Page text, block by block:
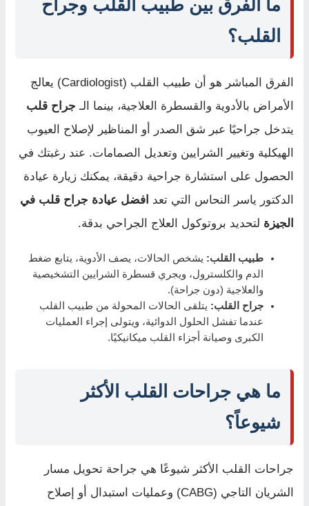
ما الفرق بين طبيب القلب وجراح
القلب؟
الفرق المباشر هو أن طبيب القلب (Cardiologist) يعالج
الأمراض بالأدوية والقسطرة العلاجية، بينما الـ جراح قلب
يتدخل جراحيًا عبر شق الصدر أو المناظير لإصلاح العيوب
الهيكلية وتغيير الشرايين وتعديل الصمامات. عند رغبتك في
الحصول على استشارة جراحية دقيقة، يمكنك زيارة عيادة
الدكتور ياسر النحاس التي تعد افضل عيادة جراح قلب في
الجيزة لتحديد بروتوكول العلاج الجراحي بدقة.
طبيب القلب: يشخص الحالات، يصف الأدوية، يتابع ضغط
الدم والكلسترول، ويجري قسطرة الشرايين التشخيصية
والعلاجية (دون جراحة).
جراح القلب: يتلقى الحالات المحولة من طبيب القلب
عندما تفشل الحلول الدوائية، ويتولى إجراء العمليات
الكبرى وصيانة أجزاء القلب ميكانيكيًا.
ما هي جراحات القلب الأكثر
شيوعاً؟
جراحات القلب الأكثر شيوعًا هي جراحة تحويل مسار
الشريان التاجي (CABG) وعمليات استبدال أو إصلاح